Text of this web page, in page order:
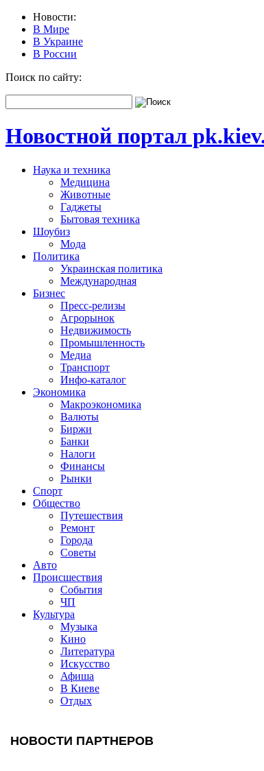
Новости:
В Мире
В Украине
В России
Поиск по сайту:
Новостной портал
Наука и техника
Медицина
Животные
Гаджеты
Бытовая техника
Шоубиз
Мода
Политика
Украинская политика
Международная
Бизнес
Пресс-релизы
Агрорынок
Недвижимость
Промышленность
Медиа
Транспорт
Инфо-каталог
Экономика
Макроэкономика
Валюты
Биржи
Банки
Налоги
Финансы
Рынки
Спорт
Общество
Путешествия
Ремонт
Города
Советы
Авто
Происшествия
События
ЧП
Культура
Музыка
Кино
Литература
Искусство
Афиша
В Киеве
Отдых